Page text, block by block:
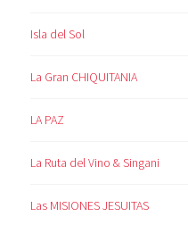
Isla del Sol
La Gran CHIQUITANIA
LA PAZ
La Ruta del Vino & Singani
Las MISIONES JESUITAS